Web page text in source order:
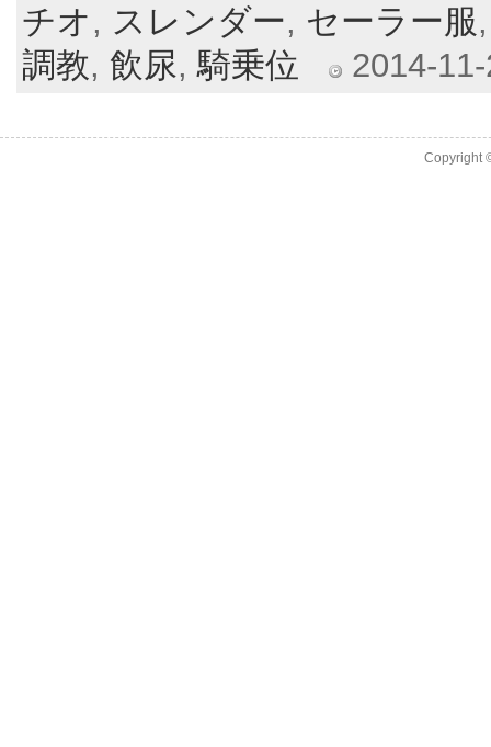
チオ , スレンダー, セーラー服
調教, 飲尿,騎乗位 2014-
Copyright